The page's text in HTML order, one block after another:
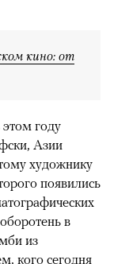
кино: от
этом году
Азии
художнику
появились
в
из
кого сегодня